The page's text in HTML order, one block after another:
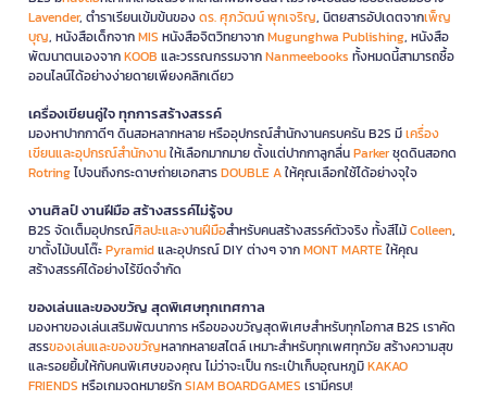
Lavender, ตำราเรียนเข้มข้นของดร. ศุภวัฒน์ พุกเจริญ, นิตยสารอัปเดตจากเพ็ญ
บุญ, หนังสือเด็กจากMIS หนังสือจิตวิทยาจากMugunghwa Publishing, หนังสือ
พัฒนาตนเองจากKOOB และวรรณกรรมจากNanmeebooks ทั้งหมดนี้สามารถซื้อ
ออนไลน์ได้อย่างง่ายดายเพียงคลิกเดียว
เครื่องเขียนคู่ใจ ทุกการสร้างสรรค์
มองหาปากกาดีๆ ดินสอหลากหลาย หรืออุปกรณ์สำนักงานครบครัน B2S มีเครื่อง
เขียนและอุปกรณ์สำนักงานให้เลือกมากมาย ตั้งแต่ปากกาลูกลื่นParkerชุดดินสอกด
Rotringไปจนถึงกระดาษถ่ายเอกสารDOUBLE Aให้คุณเลือกใช้ได้อย่างจุใจ
งานศิลป์ งานฝีมือ สร้างสรรค์ไม่รู้จบ
B2S จัดเต็มอุปกรณ์ศิลปะและงานฝีมือสำหรับคนสร้างสรรค์ตัวจริง ทั้งสีไม้Colleen,
ขาตั้งไม้บนโต๊ะPyramidและอุปกรณ์ DIY ต่างๆ จากMONT MARTEให้คุณ
สร้างสรรค์ได้อย่างไร้ขีดจำกัด
ของเล่นและของขวัญ สุดพิเศษทุกเทศกาล
มองหาของเล่นเสริมพัฒนาการ หรือของขวัญสุดพิเศษสำหรับทุกโอกาส B2S เราคัด
สรรของเล่นและของขวัญหลากหลายสไตล์ เหมาะสำหรับทุกเพศทุกวัย สร้างความสุข
และรอยยิ้มให้กับคนพิเศษของคุณ ไม่ว่าจะเป็น กระเป๋าเก็บอุณหภูมิKAKAO
FRIENDS หรือเกมจดหมายรักSIAM BOARDGAMES เรามีครบ!